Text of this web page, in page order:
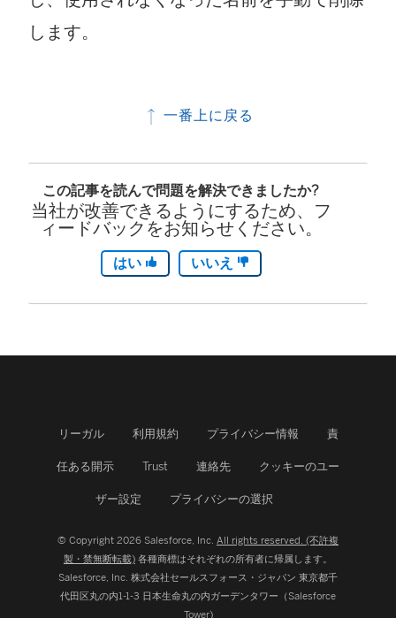
します。
一番上に戻る
この記事を読んで問題を解決できましたか?
当社が改善できるようにするため、フ
ィードバックをお知らせください。
はい いいえ
リーガル 利用規約 プライバシー情報 責
任ある開示 Trust 連絡先 クッキーのユー
ザー設定 プライバシーの選択
© Copyright 2026 Salesforce, Inc. All rights reserved. (不許複
製・禁無断転載) 各種商標はそれぞれの所有者に帰属します。
Salesforce, Inc. 株式会社セールスフォース・ジャパン 東京都千
代田区丸の内1-1-3 日本生命丸の内ガーデンタワー（Salesforce
Tower)